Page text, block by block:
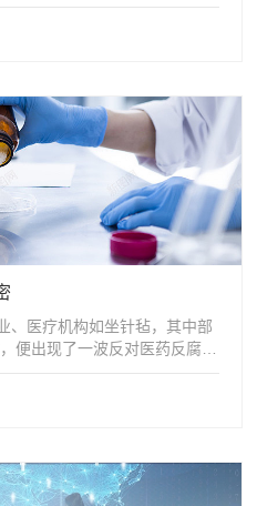
...
、医疗机构如坐针毡，其中部
便出现了一波反对医药反腐的
，...